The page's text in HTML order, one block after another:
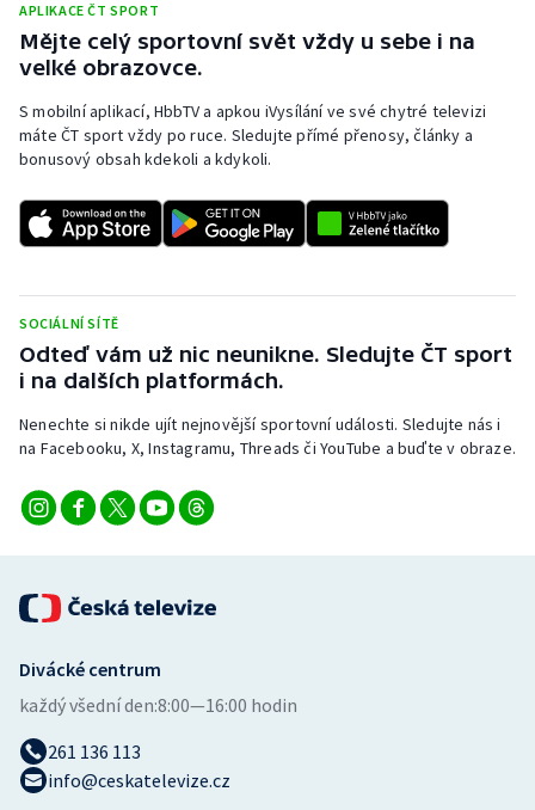
Plážový volejbal
Rychlobruslení
Rychlostní kanoistika
Sportovní střelba
Stolní tenis
Triatlon
Veslování
Vodní slalom
Volejbal
Ostatní
APLIKACE ČT SPORT
Mějte celý sportovní svět vždy u sebe i na
velké obrazovce.
S mobilní aplikací, HbbTV a apkou iVysílání ve své chytré televizi
máte ČT sport vždy po ruce. Sledujte přímé přenosy, články a
bonusový obsah kdekoli a kdykoli.
SOCIÁLNÍ SÍTĚ
Odteď vám už nic neunikne. Sledujte ČT sport
i na dalších platformách.
Nenechte si nikde ujít nejnovější sportovní události. Sledujte nás i
na Facebooku, X, Instagramu, Threads či YouTube a buďte v obraze.
Divácké centrum
každý všední den:8:00—16:00 hodin
261 136 113
info@ceskatelevize.cz